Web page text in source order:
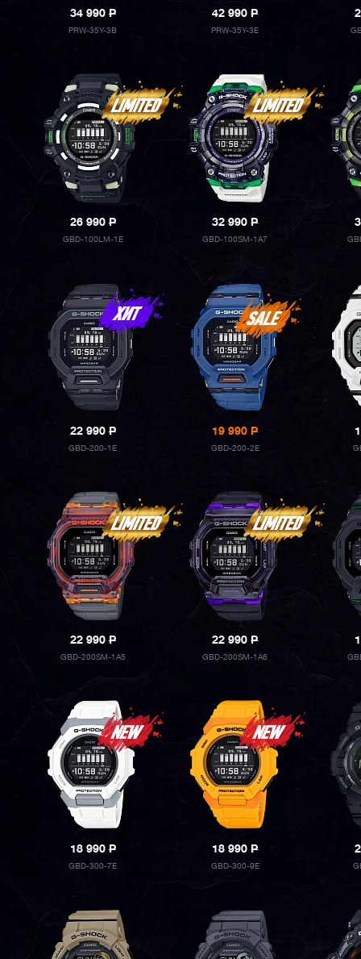
34 990P
PRW-35Y-3B
42 990P
PRW-35Y-3E
26 990P
GBD-100LM-1E
32 990P
GBD-100SM-1A7
22 990P
GBD-200-1E
19 990P
GBD-200-2E
22 990P
GBD-200SM-1A5
22 990P
GBD-200SM-1A6
18 990P
GBD-300-7E
18 990P
GBD-300-9E